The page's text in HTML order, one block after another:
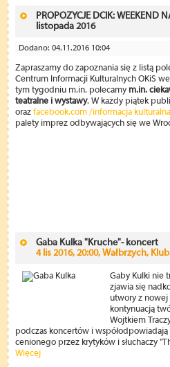
PROPOZYCJE DCIK: WEEKEND
listopada 2016
Dodano: 04.11.2016 10:04
Zapraszamy do zapoznania się z listą
Centrum Informacji Kulturalnych OKiS
tym tygodniu m.in. polecamy m.in.
teatralne i wystawy. W każdy piątek
oraz facebook.com /informacja kulturalna
palety imprez odbywających się we
Gaba Kulka "Kruche"- koncert
4 lis 2016, 20:00, Wałbrzych,
Gaby Kulki nie
zjawia się
utwory z nowej
kontynuacją
Wojtkiem
podczas koncertów i
cenionego przez krytyków i słuchaczy
Więcej